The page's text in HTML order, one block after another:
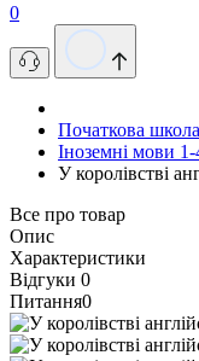
0
Початкова
Іноземні мови
У королівстві
Все про товар
Опис
Характеристики
Відгуки 0
Питання0